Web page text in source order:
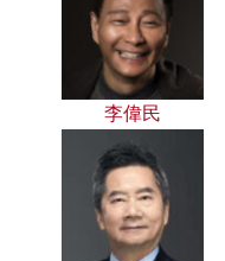
李偉民